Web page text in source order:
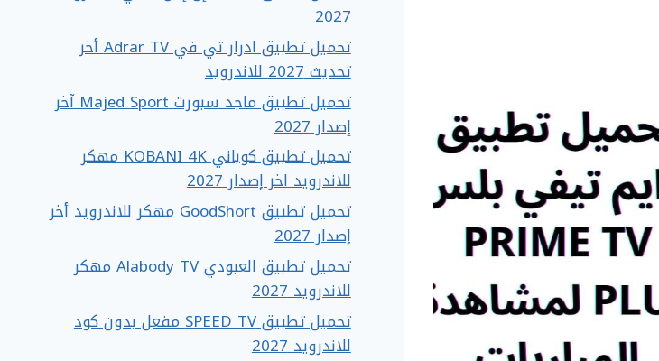
2027
تحميل تطبيق ادرار تي في Adrar TV أخر
تحديث 2027 للاندرويد
تحميل تطبيق ماجد سبورت Majed Sport آخر
إصدار 2027
تحميل تطبيق كوباني KOBANI 4K مهكر
للاندرويد اخر إصدار 2027
تحميل تطبيق GoodShort مهكر للاندرويد أخر
إصدار 2027
تحميل تطبيق العبودي Alabody TV مهكر
للاندرويد 2027
تحميل تطبيق SPEED TV مفعل بدون كود
للاندرويد 2027